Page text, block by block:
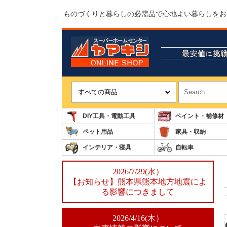
ものづくりと暮らしの必需品で心地よい暮らしを
DIY工具・電動工具 ペイント・補修材
ペット用品 家具・収納
インテリア・寝具 自転車
2026/7/29(水）
【お知らせ】熊本県熊本地方地震によ
る影響につきまして
2026/4/16(木）